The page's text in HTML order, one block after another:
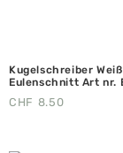
Kugelschreiber Weiß
Eulenschnitt Art nr.
CHF 8.50